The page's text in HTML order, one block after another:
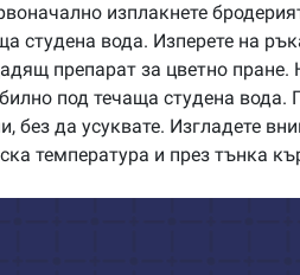
изплакнете
студена вода. Изперете на
препарат за цветно пране.
под течаща студена вода.
без да усуквате. Изгладете
температура и през тънка